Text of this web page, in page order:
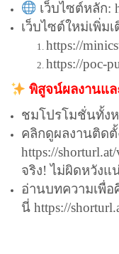
เว็บไซต์หลัก:
เว็บไซต์ใหม่เพิ่ม
https://
https://poc-
พิสูจน์ผลงานแ
ชมโปรโมชั่นทั้ง
คลิกดูผลงานติดตั้
https://
จริง! ไม่ผิดหวัง
อ่านบทความเพื่
นี่ https://